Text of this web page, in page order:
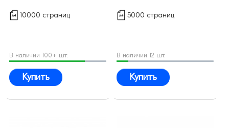
10000 страниц
В наличии 100+ шт.
Купить
5000 страниц
В наличии 12 шт.
Купить